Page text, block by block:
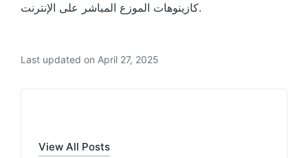
كازينوهات الموزع المباشر على الإنترنت.
Last updated on April 27, 2025
View All Posts